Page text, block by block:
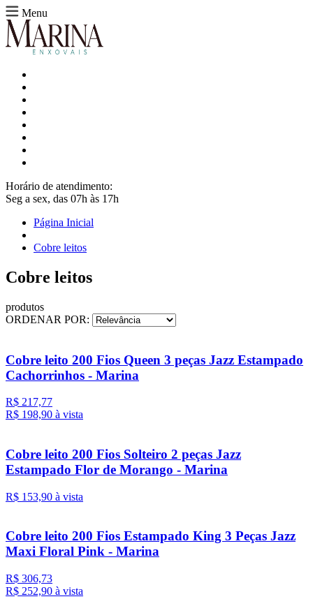
Menu
Horário de atendimento:
Seg a sex, das 07h às 17h
Página Inicial
Cobre leitos
Cobre leitos
produtos
ORDENAR POR:
Cobre leito 200 Fios Queen 3 peças Jazz Estampado
Cachorrinhos - Marina
R$ 217,77
R$ 198,90 à vista
Cobre leito 200 Fios Solteiro 2 peças Jazz
Estampado Flor de Morango - Marina
R$ 153,90 à vista
Cobre leito 200 Fios Estampado King 3 Peças Jazz
Maxi Floral Pink - Marina
R$ 306,73
R$ 252,90 à vista